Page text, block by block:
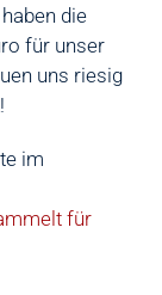
die
für unser
uns riesig
im
für